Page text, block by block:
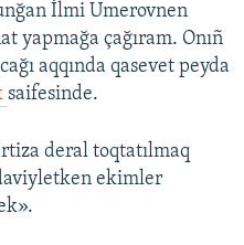
İlmi Umerovnen
yapmağa çağıram. Onıñ
aqqında qasevet peyda
saifesinde.
deral toqtatılmaq
ekimler